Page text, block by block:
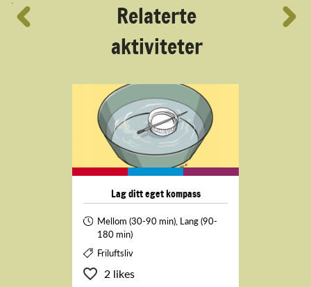
´
Relaterte
aktiviteter
Lag ditt eget kompass
Mellom (30-90 min), Lang (90-
180 min)
Friluftsliv
2 likes